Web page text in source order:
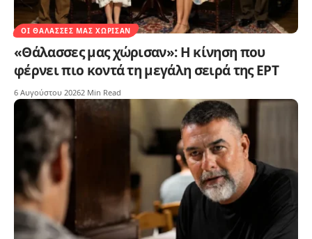
ΟΙ ΘΆΛΑΣΣΕΣ ΜΑΣ ΧΏΡΙΣΑΝ
«Θάλασσες μας χώρισαν»: Η κίνηση που
φέρνει πιο κοντά τη μεγάλη σειρά της ΕΡΤ
6 Αυγούστου 20262 Min Read